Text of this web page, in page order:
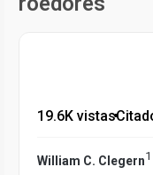
19.6K vistas•
William C. Clegern1